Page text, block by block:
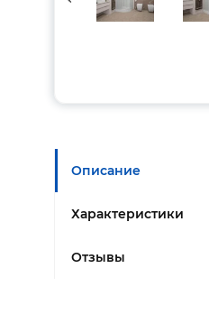
Описание
Характеристики
Отзывы